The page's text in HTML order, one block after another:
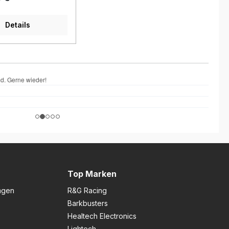
2016Hinweis:
"No Cut"
Panigale 899,
Aero
Motor und
die über
Details
Top Marken
R&G Racing
Barkbusters
Healtech Electronics